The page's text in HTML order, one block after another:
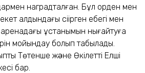
наградталған. Бұл орден мен
алдындағы сіңірген еңбегі мен
аренадағы ұстанымын нығайтуға
мойындау болып табылады.
Төтенше жəне Өкілетті Елші
бар.